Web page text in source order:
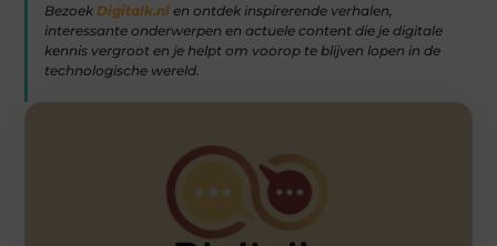
Bezoek Digitalk.nlen ontdek inspirerende verhalen,
interessante onderwerpen en actuele content die je digitale
kennis vergroot en je helpt om voorop te blijven lopen in de
technologische wereld.